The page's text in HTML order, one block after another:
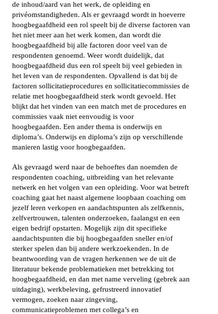
de inhoud/aard van het werk, de opleiding en
privéomstandigheden. Als er gevraagd wordt in hoeverre
hoogbegaafdheid een rol speelt bij de diverse factoren van
het niet meer aan het werk komen, dan wordt die
hoogbegaafdheid bij alle factoren door veel van de
respondenten genoemd. Weer wordt duidelijk, dat
hoogbegaafdheid dus een rol speelt bij veel gebieden in
het leven van de respondenten. Opvallend is dat bij de
factoren sollicitatieprocedures en sollicitatiecommissies de
relatie met hoogbegaafdheid sterk wordt gevoeld. Het
blijkt dat het vinden van een match met de procedures en
commissies vaak niet eenvoudig is voor
hoogbegaafden. Een ander thema is onderwijs en
diploma’s. Onderwijs en diploma’s zijn op verschillende
manieren lastig voor hoogbegaafden.
Als gevraagd werd naar de behoeftes dan noemden de
respondenten coaching, uitbreiding van het relevante
netwerk en het volgen van een opleiding. Voor wat betreft
coaching gaat het naast algemene loopbaan coaching om
jezelf leren verkopen en aandachtspunten als zelfkennis,
zelfvertrouwen, talenten onderzoeken, faalangst en een
eigen bedrijf opstarten. Mogelijk zijn dit specifieke
aandachtspunten die bij hoogbegaafden sneller en/of
sterker spelen dan bij andere werkzoekenden. In de
beantwoording van de vragen herkennen we de uit de
literatuur bekende problematieken met betrekking tot
hoogbegaafdheid, en dan met name verveling (gebrek aan
uitdaging), werkbeleving, gefrustreerd innovatief
vermogen, zoeken naar zingeving,
communicatieproblemen met collega’s en